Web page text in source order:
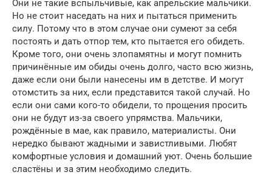
Они не такие вспыльчивые, как апрельские мальчики.
Но не стоит наседать на них и пытаться применить
силу. Потому что в этом случае они сумеют за себя
постоять и дать отпор тем, кто пытается его обидеть.
Кроме того, они очень злопамятны и могут помнить
причинённые им обиды очень долго, часто всю жизнь,
даже если они были нанесены им в детстве. И могут
отомстить за них, если представится такой случай. Но
если они сами кого-то обидели, то прощения просить
они не будут из-за своего упрямства. Мальчики,
рождённые в мае, как правило, материалисты. Они
нередко бывают жадными и завистливыми. Любят
комфортные условия и домашний уют. Очень большие
сластёны и за этим необходимо следить.